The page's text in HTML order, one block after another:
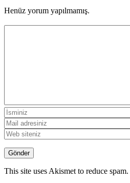
Henüz yorum yapılmamış.
This site uses Akismet to reduce spam.